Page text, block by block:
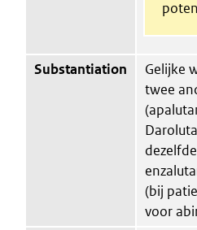
Substantiation
Gelijke
twee
(bij
voor